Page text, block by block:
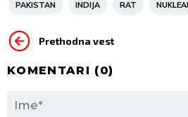
PAKISTAN INDIJA RAT
Prethodna vest
KOMENTARI (0)